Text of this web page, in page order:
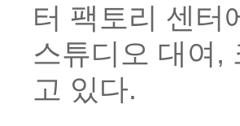
터 팩토리 센터
스튜디오 대여,
고 있다.